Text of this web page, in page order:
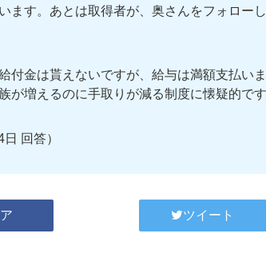
ます。あとは取得者が、奥さんをフォロー
付金は貰えないですが、給与は満額支払い
が増えるのに手取りが減る制度に懐疑的です
回答）
ツイート